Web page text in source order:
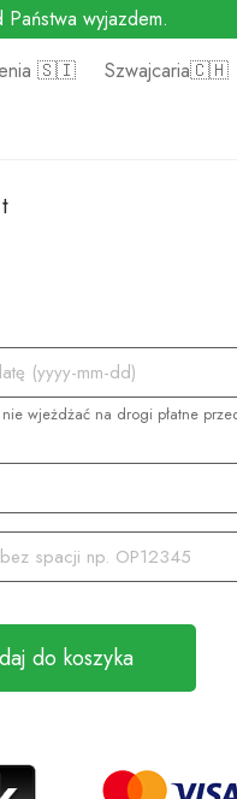
wyjazdem.
🇸🇮 Szwajcaria🇨🇭
wjeżdżać na drogi płatne
do koszyka